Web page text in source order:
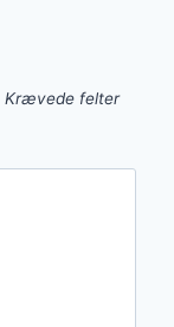
Krævede felter